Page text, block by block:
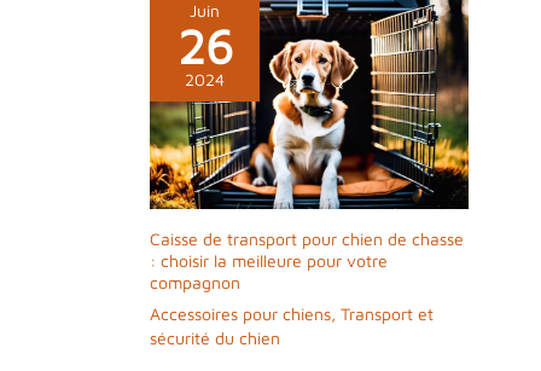
Juin
26
2024
Caisse de transport pour chien de chasse
: choisir la meilleure pour votre
compagnon
Accessoires pour chiens, Transport et
sécurité du chien